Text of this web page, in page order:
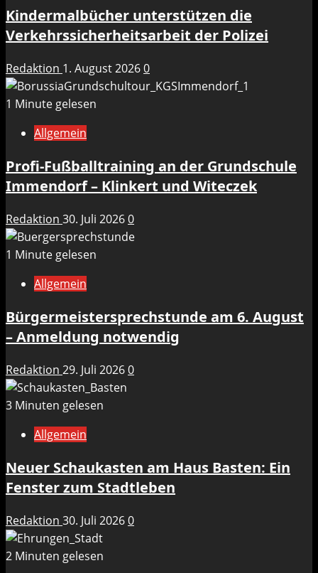
Kindermalbücher unterstützen die
Verkehrssicherheitsarbeit der Polizei
Redaktion 1. August 20260
1 Minute gelesen
Allgemein
Profi-Fußballtraining an der Grundschule
Immendorf – Klinkert und Witeczek
Redaktion 30. Juli 20260
1 Minute gelesen
Allgemein
Bürgermeistersprechstunde am 6. August
– Anmeldung notwendig
Redaktion 29. Juli 20260
3 Minuten gelesen
Allgemein
Neuer Schaukasten am Haus Basten: Ein
Fenster zum Stadtleben
Redaktion 30. Juli 20260
2 Minuten gelesen